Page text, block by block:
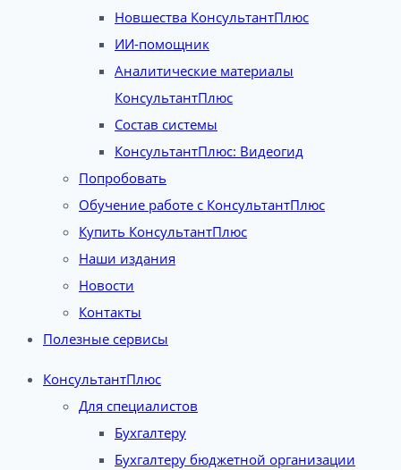
Новшества КонсультантПлюс
ИИ-помощник
Аналитические материалы
КонсультантПлюс
Состав системы
КонсультантПлюс: Видеогид
Попробовать
Обучение работе с КонсультантПлюс
Купить КонсультантПлюс
Наши издания
Новости
Контакты
Полезные сервисы
КонсультантПлюс
Для специалистов
Бухгалтеру
Бухгалтеру бюджетной организации